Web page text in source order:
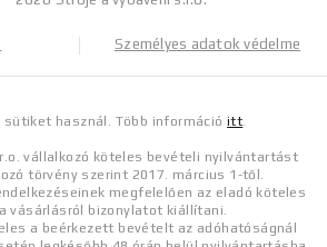
Személyes adatok védelme
sütiket használ. Több információitt.
vállalkozó köteles bevételi nyilvántartást
törvény szerint 2017. március 1-től.
megfelelően az eladó köteles
vásárlásról bizonylatot kiállítani.
a beérkezett bevételt az adóhatóságnál